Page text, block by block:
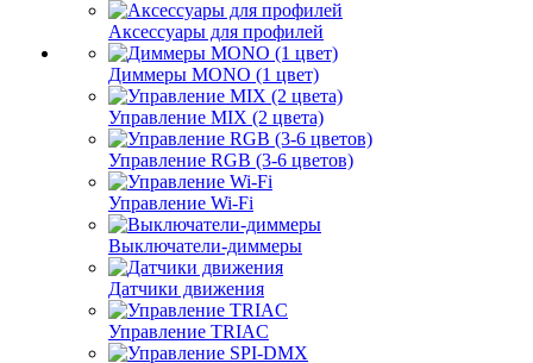
Аксессуары для профилей
Диммеры MONO (1 цвет)
Управление MIX (2 цвета)
Управление RGB (3-6 цветов)
Управление Wi-Fi
Выключатели-диммеры
Датчики движения
Управление TRIAC